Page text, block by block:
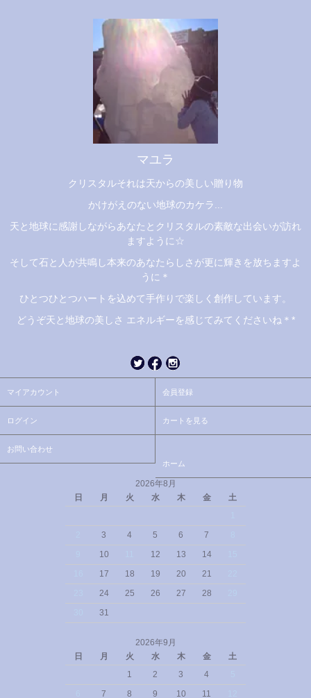
マユラ
クリスタルそれは天からの美しい贈り物
かけがえのない地球のカケラ...
天と地球に感謝しながらあなたとクリスタルの素敵な出会いが訪れ
ますように☆
そして石と人が共鳴し本来のあなたらしさが更に輝きを放ちますよ
うに＊
ひとつひとつハートを込めて手作りで楽しく創作しています。
どうぞ天と地球の美しさ エネルギーを感じてみてくださいね＊*
マイアカウント 会員登録
ログイン カートを見る
お問い合わせ
ホーム
2026年8月
日
月 火 水 木 金
土
3 4 5 6 7
10 12 13 14
17 18 19 20 21
24 25 26 27 28
31
2026年9月
日
月 火 水 木 金
土
1
2 3 4
7 8 9 10 11